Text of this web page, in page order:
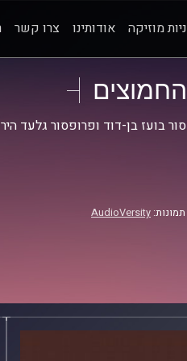
מוזיקה אודותינו צרו קשר
החמוצים
בועז בן-דוד ופרופסור גלעד
AudioVersity